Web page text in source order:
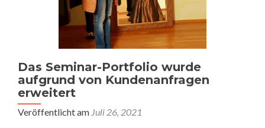
Das Seminar-Portfolio wurde
aufgrund von Kundenanfragen
erweitert
Veröffentlicht am Juli 26, 2021